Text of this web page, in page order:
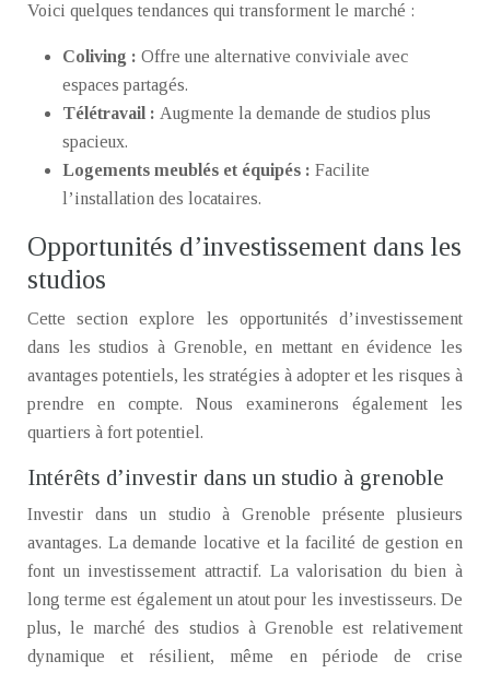
Voici quelques tendances qui transforment le marché :
Coliving : Offre une alternative conviviale avec
espaces partagés.
Télétravail : Augmente la demande de studios plus
spacieux.
Logements meublés et équipés : Facilite
l’installation des locataires.
Opportunités d’investissement dans les
studios
Cette section explore les opportunités d’investissement
dans les studios à Grenoble, en mettant en évidence les
avantages potentiels, les stratégies à adopter et les risques à
prendre en compte. Nous examinerons également les
quartiers à fort potentiel.
Intérêts d’investir dans un studio à grenoble
Investir dans un studio à Grenoble présente plusieurs
avantages. La demande locative et la facilité de gestion en
font un investissement attractif. La valorisation du bien à
long terme est également un atout pour les investisseurs. De
plus, le marché des studios à Grenoble est relativement
dynamique et résilient, même en période de crise